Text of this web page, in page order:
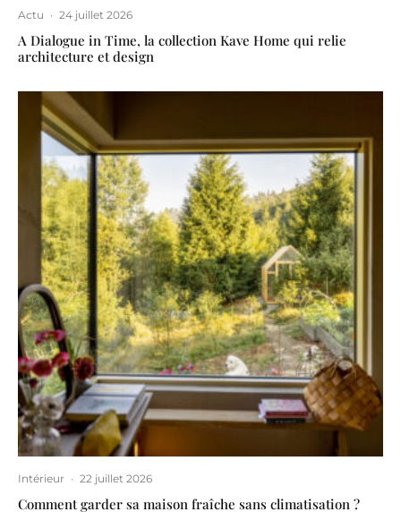
Actu · 24 juillet 2026
A Dialogue in Time, la collection Kave Home qui relie
architecture et design
Intérieur · 22 juillet 2026
Comment garder sa maison fraîche sans climatisation ?